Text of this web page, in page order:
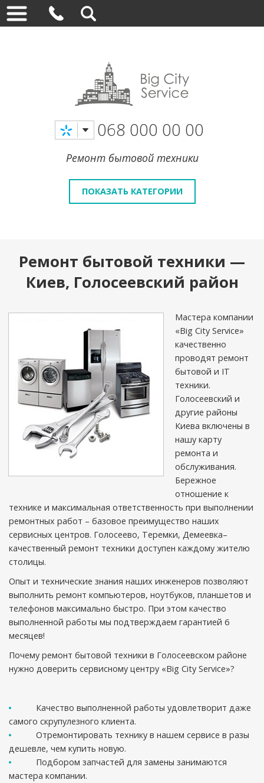
068 000 00 00
Ремонт бытовой техники
ПОКАЗАТЬ КАТЕГОРИИ
Ремонт бытовой техники —
Киев, Голосеевский район
Мастера компании
«Big City Service»
качественно
проводят ремонт
бытовой и IT
техники.
Голосеевский и
другие районы
Киева включены в
нашу карту
ремонта и
обслуживания.
Бережное
отношение к
технике и максимальная ответственность при выполнении
ремонтных работ – базовое преимущество наших
сервисных центров. Голосеево, Теремки, Демеевка–
качественный ремонт техники доступен каждому жителю
столицы.
Опыт и технические знания наших инженеров позволяют
выполнить ремонт компьютеров, ноутбуков, планшетов и
телефонов максимально быстро. При этом качество
выполненной работы мы подтверждаем гарантией 6
месяцев!
Почему ремонт бытовой техники в Голосеевском районе
нужно доверить сервисному центру «Big City Service»?
Качество выполненной работы удовлетворит даже
самого скрупулезного клиента.
Отремонтировать технику в нашем сервисе в разы
дешевле, чем купить новую.
Подбором запчастей для замены занимаются
мастера компании.